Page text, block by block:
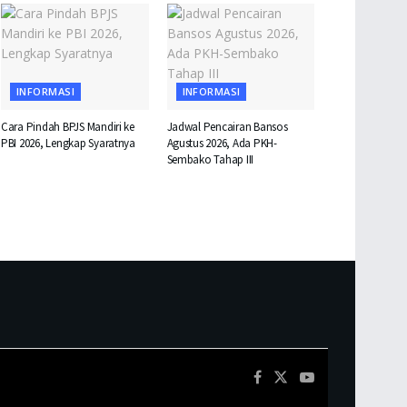
INFORMASI
Cara Pindah BPJS Mandiri ke
PBI 2026, Lengkap Syaratnya
INFORMASI
Jadwal Pencairan Bansos
Agustus 2026, Ada PKH-
Sembako Tahap III